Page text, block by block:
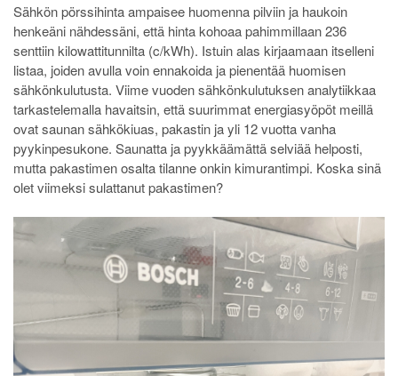
Sähkön pörssihinta ampaisee huomenna pilviin ja haukoin
henkeäni nähdessäni, että hinta kohoaa pahimmillaan 236
senttiin kilowattitunnilta (c/kWh). Istuin alas kirjaamaan itselleni
listaa, joiden avulla voin ennakoida ja pienentää huomisen
sähkönkulutusta. Viime vuoden sähkönkulutuksen analytiikkaa
tarkastelemalla havaitsin, että suurimmat energiasyöpöt meillä
ovat saunan sähkökiuas, pakastin ja yli 12 vuotta vanha
pyykinpesukone. Saunatta ja pyykkäämättä selviää helposti,
mutta pakastimen osalta tilanne onkin kimurantimpi. Koska sinä
olet viimeksi sulattanut pakastimen?